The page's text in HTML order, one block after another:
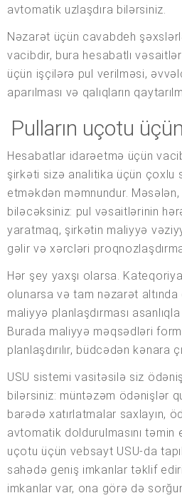
avtomatik uzlaşdıra bilərsiniz.
Nəzarət üçün cavabdeh
vacibdir, bura hesabatlı
üçün işçilərə pul verilməsi,
aparılması və qalıqların
Pulların uçotu
Hesabatlar idarəetmə üçün
şirkəti sizə analitika üçün çoxlu
etməkdən məmnundur. Məsələn,
biləcəksiniz: pul vəsaitlərinin
yaratmaq, şirkətin maliyyə
gəlir və xərcləri
Hər şey yaxşı olarsa.
olunarsa və tam nəzarət
maliyyə planlaşdırması
Burada maliyyə məqsədləri
planlaşdırılır, büdcədən kənara
USU sistemi vasitəsilə siz
bilərsiniz: müntəzəm ödənişlər
barədə xatırlatmalar saxlayın,
avtomatik doldurulmasını təmin
uçotu üçün vebsayt USU-da
sahədə geniş imkanlar təklif
imkanlar var, ona görə də